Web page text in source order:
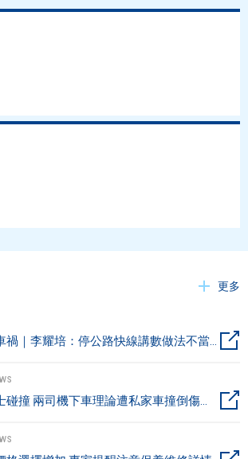
更多
港深西部公路奪命車禍｜李耀培：停公路快線講數做法不當 缺乏危機意識
港深西部通道兩的士碰撞 兩司機下車理論遭私家車撞倒傷重不治